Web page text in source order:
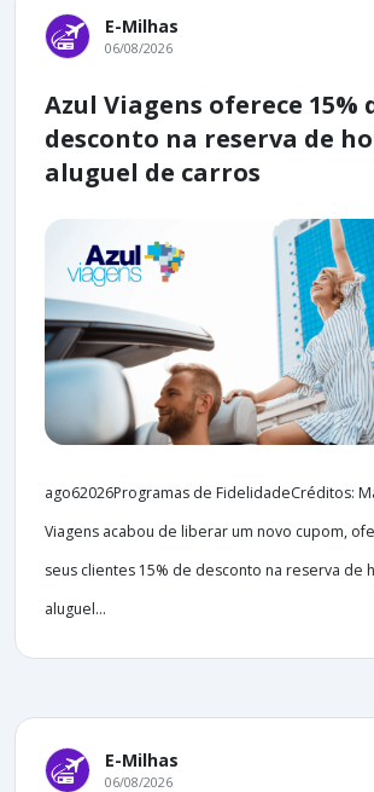
E-Milhas
06/08/2026
Azul Viagens oferece 15%
desconto na reserva de
aluguel de carros
ago62026Programas de FidelidadeCréditos:
Viagens acabou de liberar um novo cupom,
seus clientes 15% de desconto na reserva de
aluguel...
E-Milhas
06/08/2026